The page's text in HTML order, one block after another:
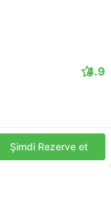
4.9
Şimdi Rezerve et